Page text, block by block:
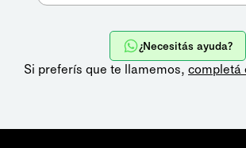
¿Necesitás ayuda?
Si preferís que te llamemos, completá